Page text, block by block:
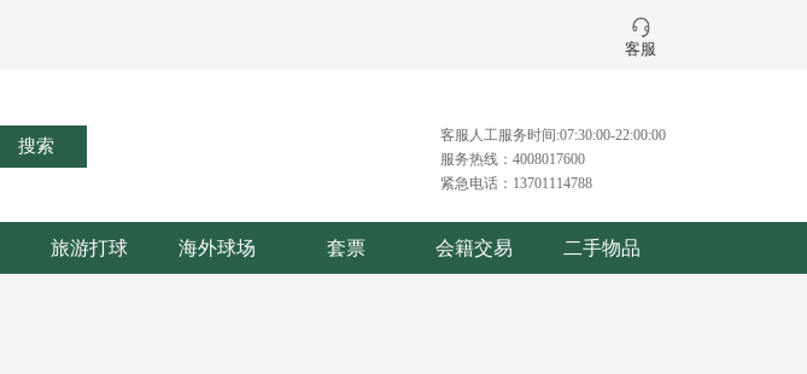
客服
搜索
客服人工服务时间:07:30:00-22:00:00
服务热线：4008017600
紧急电话：13701114788
旅游打球 海外球场 套票 会籍交易 二手物品